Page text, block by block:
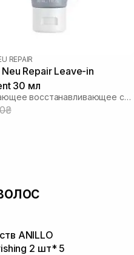
REPAIR
Neu Repair Leave-in
30 мл
Несмывающее восстанавливающее средство для волос
ANILLO
2 шт* 5